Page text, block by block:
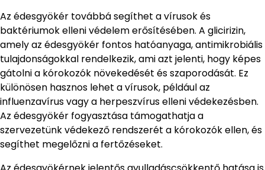
Az édesgyökér továbbá segíthet a vírusok és
baktériumok elleni védelem erősítésében. A glicirizin,
amely az édesgyökér fontos hatóanyaga, antimikrobiális
tulajdonságokkal rendelkezik, ami azt jelenti, hogy képes
gátolni a kórokozók növekedését és szaporodását. Ez
különösen hasznos lehet a vírusok, például az
influenzavírus vagy a herpeszvírus elleni védekezésben.
Az édesgyökér fogyasztása támogathatja a
szervezetünk védekező rendszerét a kórokozók ellen, és
segíthet megelőzni a fertőzéseket.